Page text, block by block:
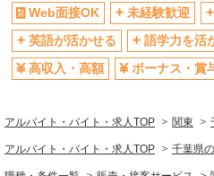
販売・接客
家電・携帯販売
同じ特徴から求人を探す
Web面接OK
未経験歓迎
英語が活かせる
語学力を活
高収入・高額
ボーナス・賞
アルバイト・バイト・求人TOP 関東
アルバイト・バイト・求人TOP 千葉県